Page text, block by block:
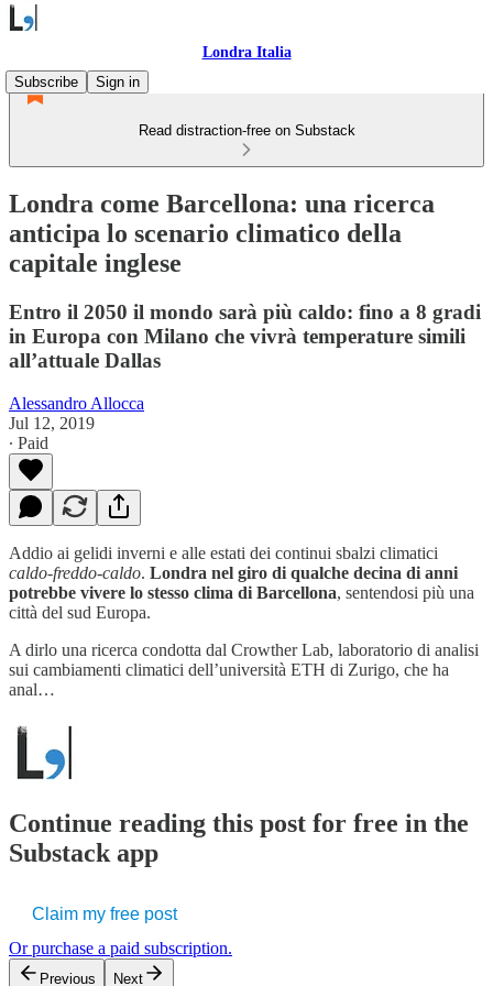
Londra Italia
Subscribe
Sign in
Read distraction-free on Substack
Londra come Barcellona: una ricerca
anticipa lo scenario climatico della
capitale inglese
Entro il 2050 il mondo sarà più caldo: fino a 8 gradi
in Europa con Milano che vivrà temperature simili
all’attuale Dallas
Alessandro Allocca
Jul 12, 2019
∙ Paid
Addio ai gelidi inverni e alle estati dei continui sbalzi climatici
caldo-freddo-caldo. Londra nel giro di qualche decina di anni
potrebbe vivere lo stesso clima di Barcellona, sentendosi più una
città del sud Europa.
A dirlo una ricerca condotta dal Crowther Lab, laboratorio di analisi
sui cambiamenti climatici dell’università ETH di Zurigo, che ha
anal…
Continue reading this post for free in the
Substack app
Claim my free post
Or purchase a paid subscription.
Previous Next